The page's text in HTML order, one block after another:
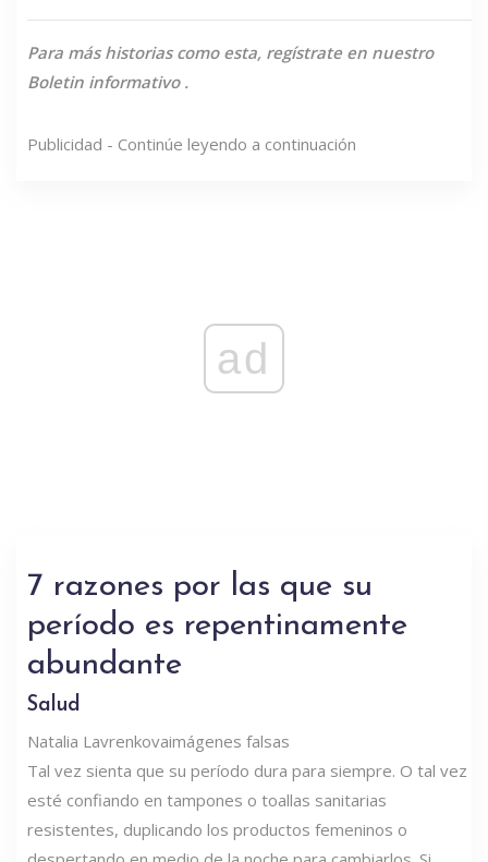
Para más historias como esta, regístrate en nuestro
Boletin informativo.
Publicidad - Continúe leyendo a continuación
ad
7 razones por las que su
período es repentinamente
abundante
Salud
Natalia Lavrenkovaimágenes falsas
Tal vez sienta que su período dura para siempre. O tal vez
esté confiando en tampones o toallas sanitarias
resistentes, duplicando los productos femeninos o